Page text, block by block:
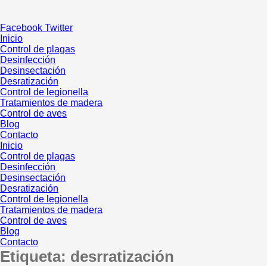
al
contenido
Facebook Twitter
Inicio
Control de plagas
Desinfección
Desinsectación
Desratización
Control de legionella
Tratamientos de madera
Control de aves
Blog
Contacto
Inicio
Control de plagas
Desinfección
Desinsectación
Desratización
Control de legionella
Tratamientos de madera
Control de aves
Blog
Contacto
Etiqueta: desrratización